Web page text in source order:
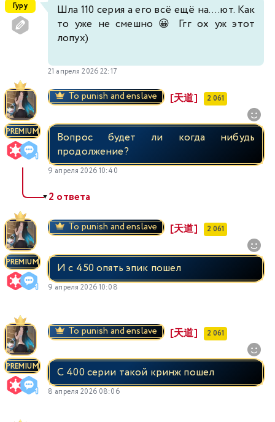
Гуру
Шла 110 серия а его всё ещё на....ют. Как
то уже не смешно 😀 Ггг ох уж этот
лопух)
21 апреля 2026 22:17
PREMIUM
To punish and enslave [天道] 2 061
Вопрос будет ли когда нибудь
продолжение?
9 апреля 2026 10:40
▼2 ответа
PREMIUM
To punish and enslave [天道] 2 061
И с 450 опять эпик пошел
9 апреля 2026 10:08
PREMIUM
To punish and enslave [天道] 2 061
С 400 серии такой кринж пошел
8 апреля 2026 08:06